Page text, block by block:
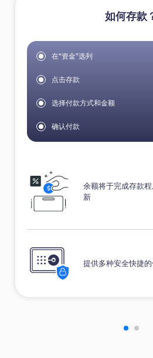
如何存款
在“资金”选列
点击存款
选择付款方式和金额
确认付款
余额将于完成存款
新
提供多种安全快捷